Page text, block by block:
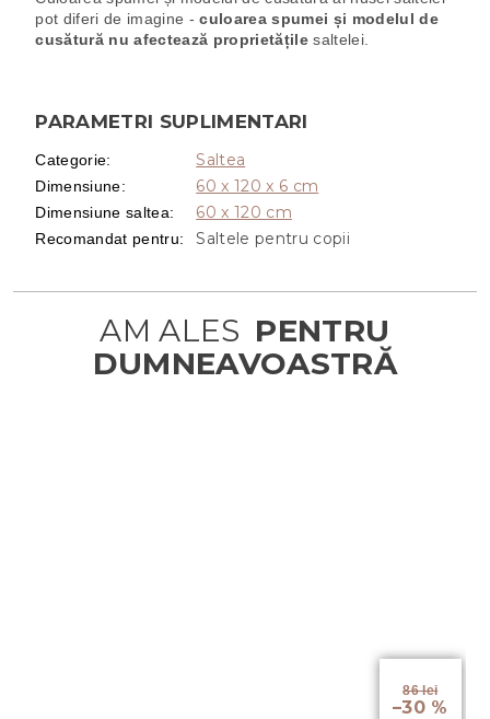
86 lei
–30 %
pot diferi de imagine -culoarea spumei și modelul de
cusătură nu afectează proprietățilesaltelei.
PARAMETRI SUPLIMENTARI
Categorie: Saltea
Dimensiune: 60 x 120 x 6 cm
Dimensiune saltea: 60 x 120 cm
Recomandat pentru: Saltele pentru copii